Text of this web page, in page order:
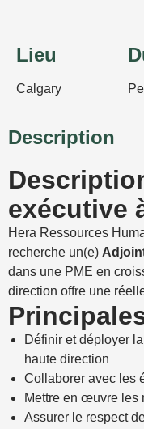
Lieu
Calgary
Description
exécutive
Hera Ressources
recherche un(e)
dans une PME en
direction offre une
Définir et déployer
haute direction
Collaborer avec les
Mettre en œuvre les
Assurer le respect